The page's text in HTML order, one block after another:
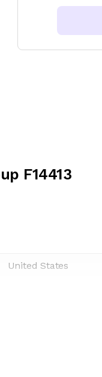
F14413
United States